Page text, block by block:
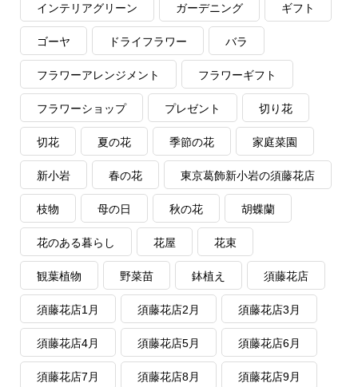
インテリアグリーン ガーデニング ギフト
ゴーヤ ドライフラワー バラ
フラワーアレンジメント フラワーギフト
フラワーショップ プレゼント 切り花
切花 夏の花 季節の花 家庭菜園
新小岩 春の花 東京葛飾新小岩の須藤花店
枝物 母の日 秋の花 胡蝶蘭
花のある暮らし 花屋 花束
観葉植物 野菜苗 鉢植え 須藤花店
須藤花店1月 須藤花店2月 須藤花店3月
須藤花店4月 須藤花店5月 須藤花店6月
須藤花店7月 須藤花店8月 須藤花店9月